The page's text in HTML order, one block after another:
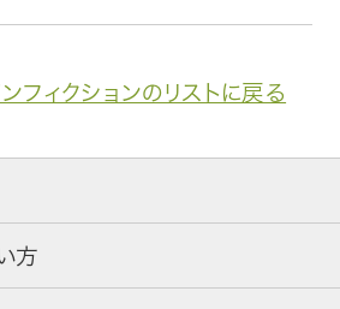
ンフィクションのリストに戻る
方